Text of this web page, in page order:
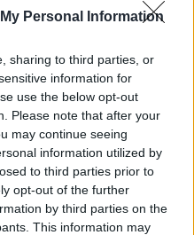
Personal Information
sharing to third parties, or
information for
use the below opt-out
Please note that after your
may continue seeing
information utilized by
to third parties prior to
opt-out of the further
by third parties on the
This information may
tolta dalle proprie offerte –
il lancio della …
FREE PIÙ
l’area più grande con
In tal senso infatti
con il Westminster City
e Chelsea. L’operatore